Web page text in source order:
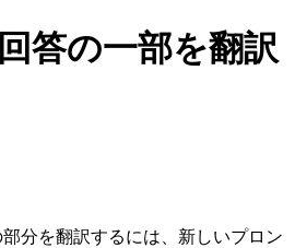
答の一部を翻訳
分を翻訳するには、新しいプロン